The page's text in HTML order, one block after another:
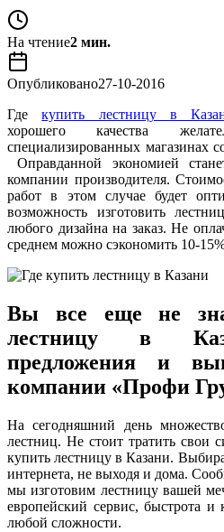
На чтение2 мин.
Опубликовано27-10-2016
Гдекупить лестницу в
хорошего качества
специализированных магазинах
Оправданной экономией
компании производителя.
работ в этом случае будет
возможность изготовить
любого дизайна на заказ. Не
среднем можно сэкономить 10-
Вы все еще не
лестницу в
предложения и
компании «Профи
На сегодняшний день
лестниц. Не стоит тратить свои
купить лестницу в Казани.
интернета, не выходя и дома.
мы изготовим лестницу вашей
европейский сервис, быстрота и
любой сложности.